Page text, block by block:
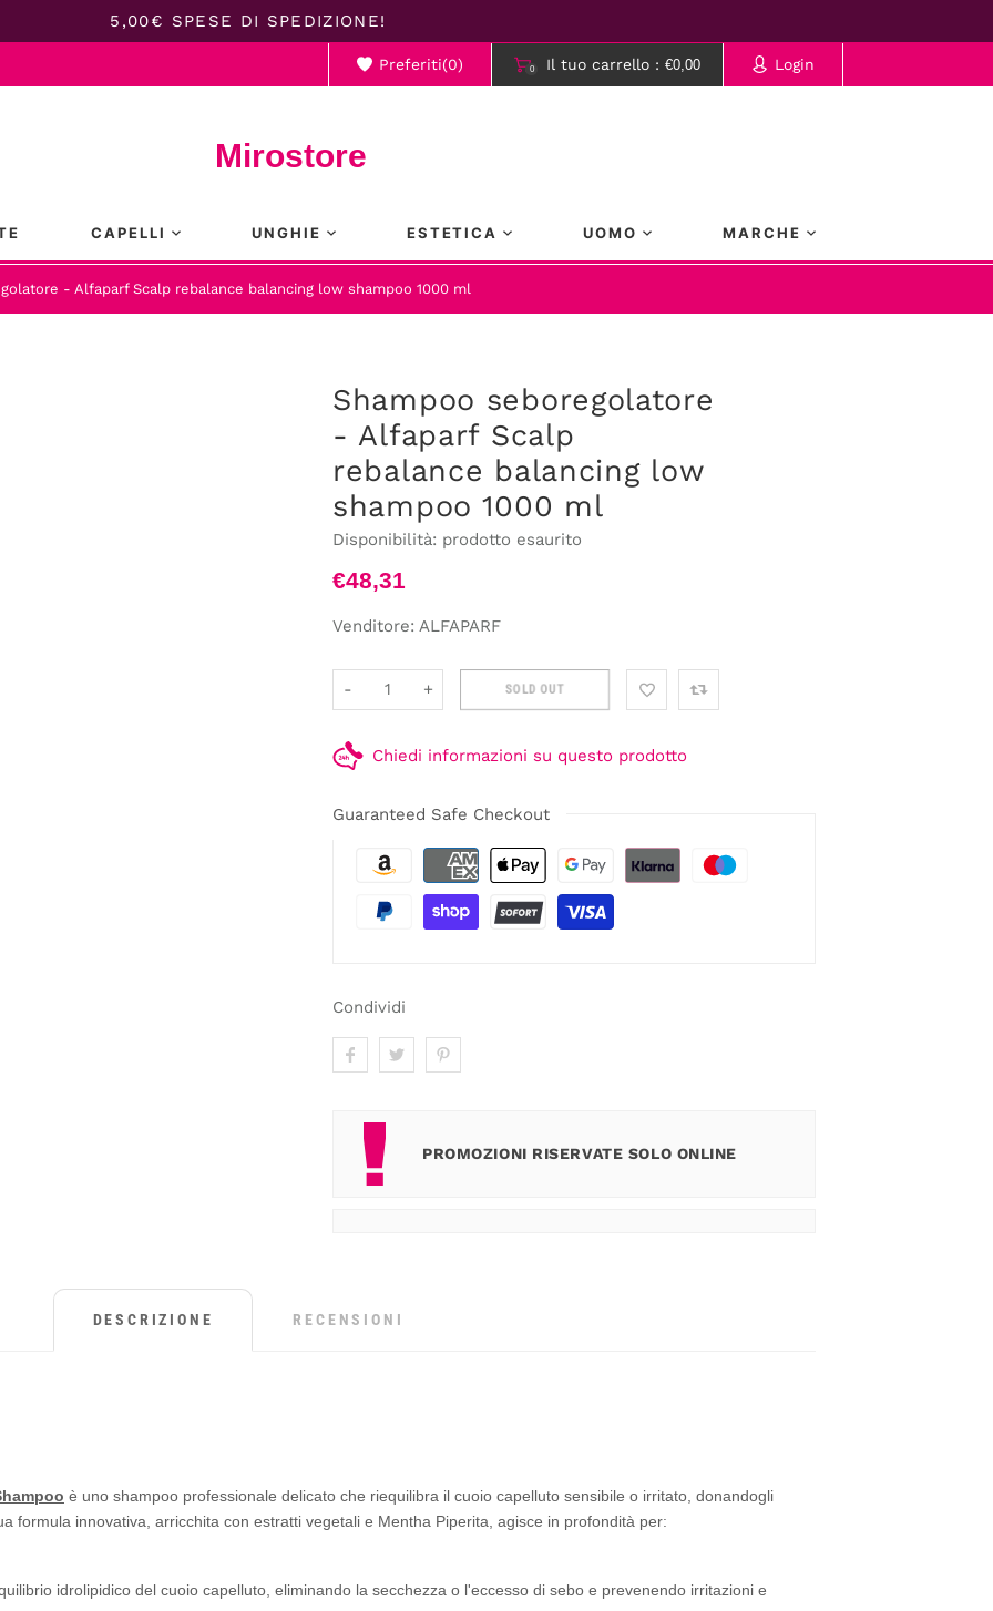
5,00€ SPESE DI SPEDIZIONE!
Preferiti(0) 0 Il tuo carrello : €0,00 Login
Mirostore
CAPELLI UNGHIE ESTETICA UOMO MARCHE
- Alfaparf Scalp rebalance balancing low shampoo 1000 ml
Shampoo seboregolatore
- Alfaparf Scalp
rebalance balancing low
shampoo 1000 ml
Disponibilità: prodotto esaurito
€48,31
Venditore: ALFAPARF
- + SOLD OUT
Chiedi informazioni su questo prodotto
Guaranteed Safe Checkout
Condividi
PROMOZIONI RISERVATE SOLO ONLINE
DESCRIZIONE RECENSIONI
è uno shampoo professionale delicato che riequilibra il cuoio capelluto sensibile o irritato, donandogli
formula innovativa, arricchita con estratti vegetali e Mentha Piperita, agisce in profondità per:
idrolipidico del cuoio capelluto, eliminando la secchezza o l'eccesso di sebo e prevenendo irritazioni e